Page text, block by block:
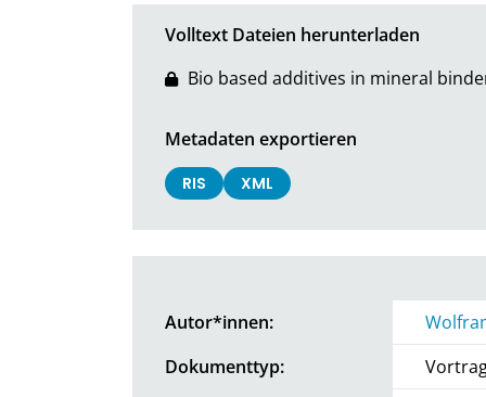
Volltext Dateien herunterladen
Bio based additives in mineral
Metadaten exportieren
RIS XML
Autor*innen:
Dokumenttyp: